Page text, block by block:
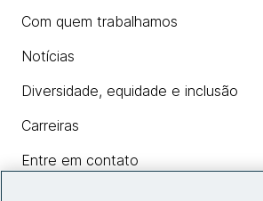
Com quem trabalhamos
Notícias
Diversidade, equidade e inclusão
Carreiras
Entre em contato